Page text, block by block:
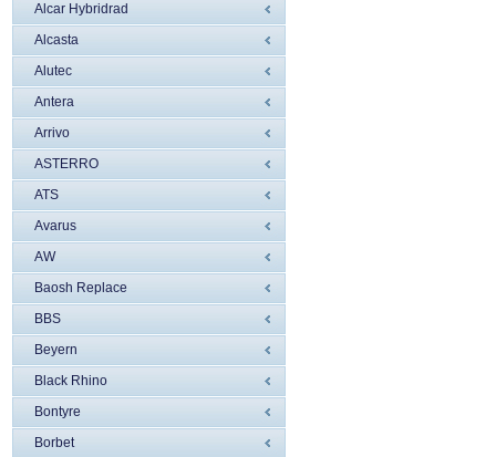
Alcar Hybridrad
Alcasta
Alutec
Antera
Arrivo
ASTERRO
ATS
Avarus
AW
Baosh Replace
BBS
Beyern
Black Rhino
Bontyre
Borbet